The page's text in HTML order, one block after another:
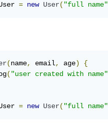
= new User( "full name"
(name, email, age)
{
( "user created with name"
= new User( "full name"